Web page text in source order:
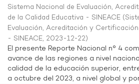
Sistema Nacional de Evaluación,
de la Calidad Educativa - SINEACE (
Evaluación, Acreditación y
- SINEACE, 2023-12-22)
El presente Reporte Nacional n° 4
avance de las regiones a nivel
calidad de la educación superior,
a octubre del 2023, a nivel global y